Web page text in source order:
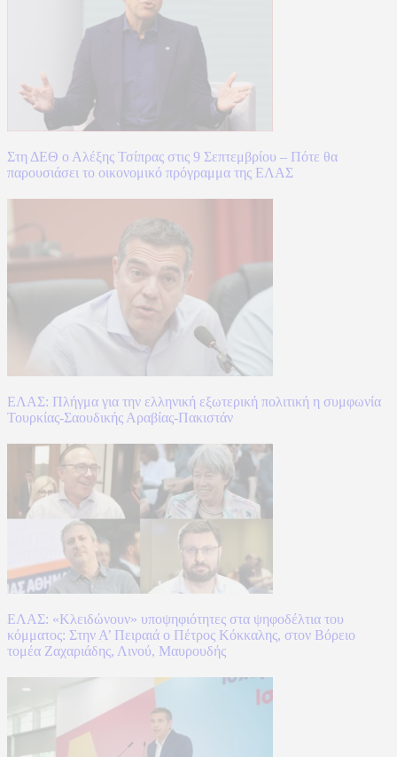
Στη ΔΕΘ ο Αλέξης Τσίπρας στις 9 Σεπτεμβρίου – Πότε θα
παρουσιάσει το οικονομικό πρόγραμμα της ΕΛΑΣ
ΕΛΑΣ: Πλήγμα για την ελληνική εξωτερική πολιτική η συμφωνία
Τουρκίας-Σαουδικής Αραβίας-Πακιστάν
ΕΛΑΣ: «Κλειδώνουν» υποψηφιότητες στα ψηφοδέλτια του
κόμματος: Στην Α’ Πειραιά ο Πέτρος Κόκκαλης, στον Βόρειο
τομέα Ζαχαριάδης, Λινού, Μαυρουδής